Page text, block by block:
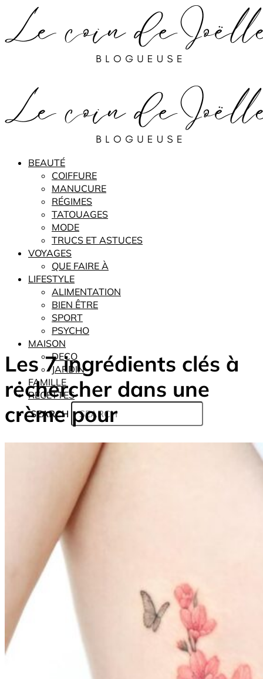
BEAUTÉ
COIFFURE
MANUCURE
RÉGIMES
TATOUAGES
MODE
TRUCS ET ASTUCES
VOYAGES
QUE FAIRE À
LIFESTYLE
ALIMENTATION
BIEN ÊTRE
SPORT
PSYCHO
MAISON
DECO
JARDIN
FAMILLE
RECETTES
SEARCH
Les 7 ingrédients clés à
rechercher dans une
crème pour